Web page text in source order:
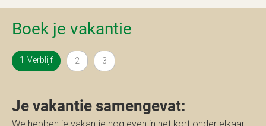
Boek je vakantie
Verblijf
Je vakantie samengevat:
We hebben je vakantie nog even in het kort onder elkaar